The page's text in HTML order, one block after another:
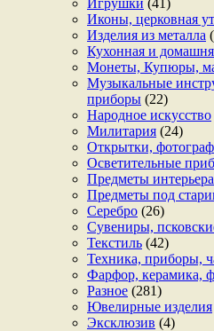
Иконы, церковная
Изделия из металла
Кухонная и
Монеты, Купюры,
Музыкальные
приборы (22)
Народное искусство
Милитария (24)
Открытки,
Осветительные
Предметы интерьера
Предметы под
Серебро (26)
Сувениры,
Текстиль (42)
Техника, приборы,
Фарфор, керамика,
Разное (281)
Ювелирные изделия
Эксклюзив (4)